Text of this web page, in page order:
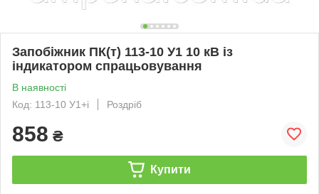
Запобіжник ПК(т) 113-10 У1 10 кВ із
індикатором спрацьовування
В наявності
Код: 113-10 У1+і
Роздріб
858 ₴
Купити